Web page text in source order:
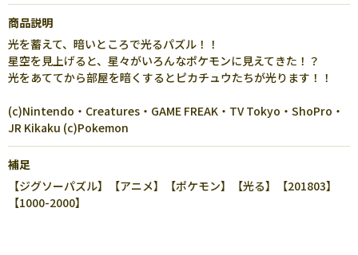
商品説明
光を蓄えて、暗いところで光るパズル！！
星空を見上げると、星々がいろんなポケモンに見えてきた！？
光をあててから部屋を暗くするとピカチュウたちが光ります！！
(c)Nintendo・Creatures・GAME FREAK・TV Tokyo・ShoPro・
JR Kikaku (c)Pokemon
補足
【ジグソーパズル】【アニメ】【ポケモン】【光る】【201803】
【1000-2000】